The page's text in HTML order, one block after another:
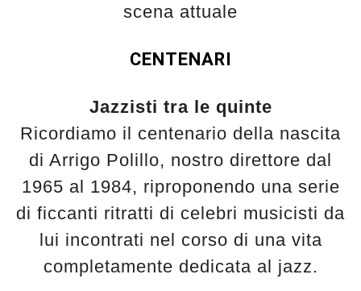
scena attuale
CENTENARI
Jazzisti tra le quinte
Ricordiamo il centenario della nascita
di Arrigo Polillo, nostro direttore dal
1965 al 1984, riproponendo una serie
di ficcanti ritratti di celebri musicisti da
lui incontrati nel corso di una vita
completamente dedicata al jazz.